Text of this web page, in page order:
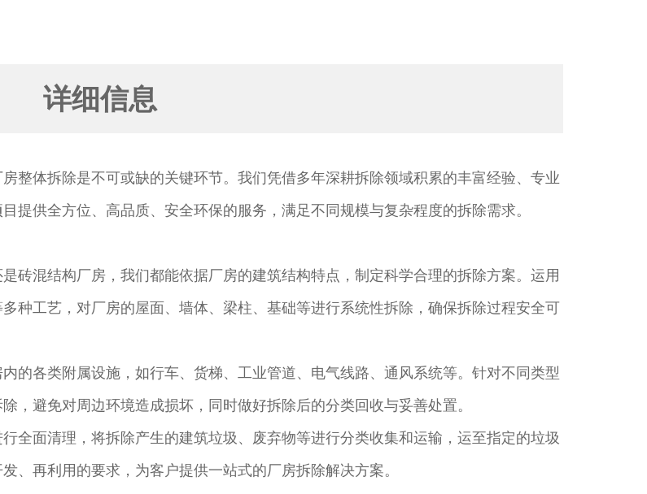
详细信息
整体拆除是不可或缺的关键环节。我们凭借多年深耕拆除领域积累的丰富经验、专业
提供全方位、高品质、安全环保的服务，满足不同规模与复杂程度的拆除需求。​
砖混结构厂房，我们都能依据厂房的建筑结构特点，制定科学合理的拆除方案。运用
种工艺，对厂房的屋面、墙体、梁柱、基础等进行系统性拆除，确保拆除过程安全可
的各类附属设施，如行车、货梯、工业管道、电气线路、通风系统等。针对不同类型
，避免对周边环境造成损坏，同时做好拆除后的分类回收与妥善处置。​
全面清理，将拆除产生的建筑垃圾、废弃物等进行分类收集和运输，运至指定的垃圾
、再利用的要求，为客户提供一站式的厂房拆除解决方案。​